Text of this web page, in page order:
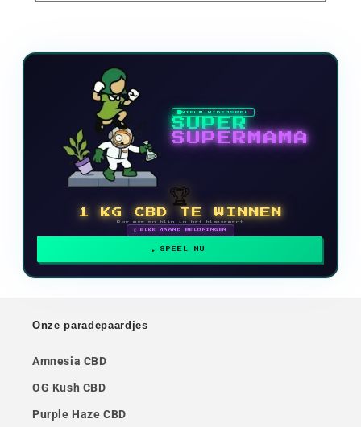
NIEUW VIDEOSPEL
SUPER
SUPERMAMA
🏆
1 KG CBD TE WINNEN
Doe mee en klim in het klassement
🗓 ELKE MAAND BELONINGEN
SPEEL NU
Onze paradepaardjes
Amnesia CBD
OG Kush CBD
Purple Haze CBD